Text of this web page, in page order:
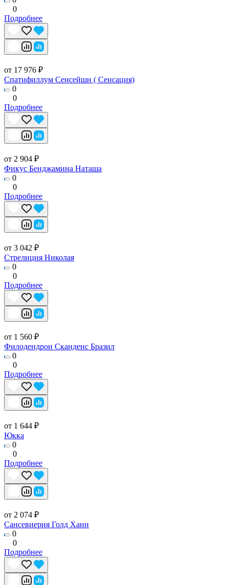
0
Подробнее
от 17 976 ₽
Спатифиллум Сенсейшн ( Сенсация)
0
0
Подробнее
от 2 904 ₽
Фикус Бенджамина Наташа
0
0
Подробнее
от 3 042 ₽
Стрелиция Николая
0
0
Подробнее
от 1 560 ₽
Филодендрон Сканденс Бразил
0
0
Подробнее
от 1 644 ₽
Юкка
0
0
Подробнее
от 2 074 ₽
Сансевиерия Голд Хани
0
0
Подробнее